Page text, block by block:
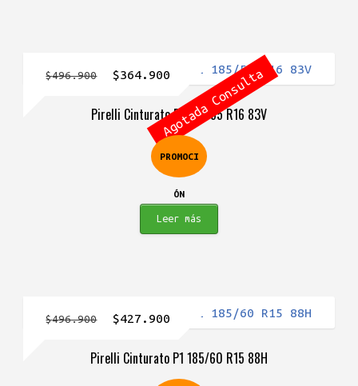
Pirelli Cinturato P1 185/55 R16 83V
PROMOCI
ÓN
$496.900
El
original
$496.900.
$364.900
precio
actual
es:
$364.900.
Leer más
Agotada Consulta
Pirelli Cinturato P1 185/60 R15 88H
$496.900
El
original
$427.900
actual